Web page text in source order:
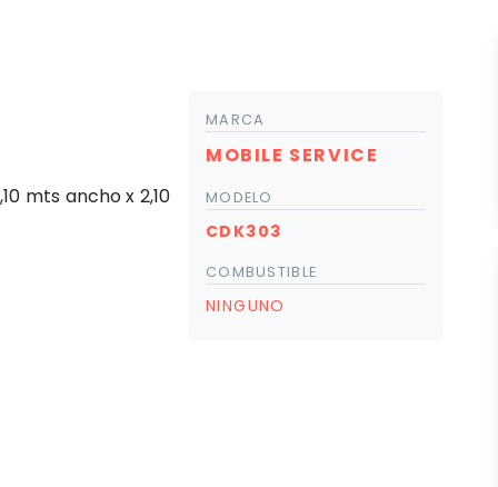
MARCA
MOBILE SERVICE
MODELO
CDK303
COMBUSTIBLE
NINGUNO
mts ancho x 2,10